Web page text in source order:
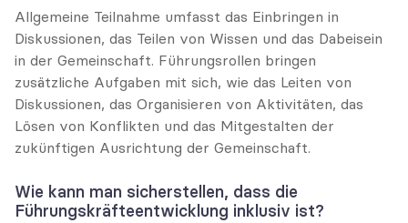
Allgemeine Teilnahme umfasst das Einbringen in
Diskussionen, das Teilen von Wissen und das Dabeisein
in der Gemeinschaft. Führungsrollen bringen
zusätzliche Aufgaben mit sich, wie das Leiten von
Diskussionen, das Organisieren von Aktivitäten, das
Lösen von Konflikten und das Mitgestalten der
zukünftigen Ausrichtung der Gemeinschaft.
Wie kann man sicherstellen, dass die
Führungskräfteentwicklung inklusiv ist?